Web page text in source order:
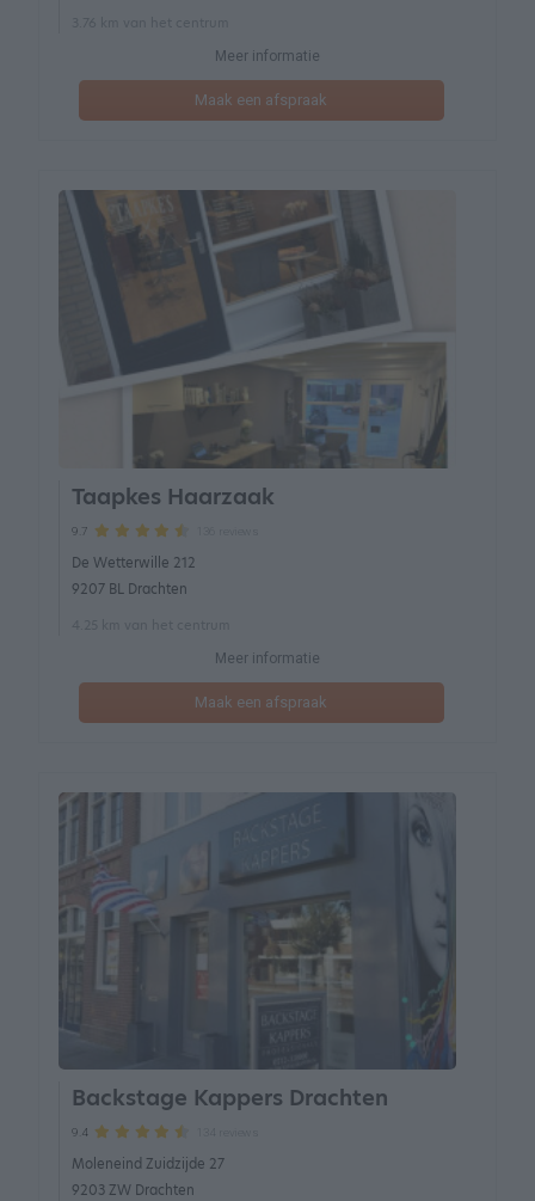
Meer informatie
Maak een afspraak
Taapkes Haarzaak
9.7
De Wetterwille 212
9207 BL Drachten
Meer informatie
Maak een afspraak
Backstage Kappers Drachten
9.4
Moleneind Zuidzijde 27
9203 ZW Drachten